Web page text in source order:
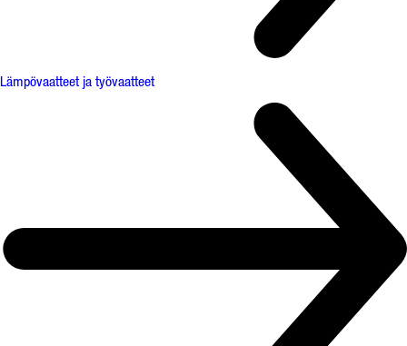
Lämpövaatteet ja työvaatteet